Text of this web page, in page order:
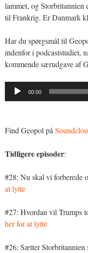
lammet, og Storbritannien
til Frankrig. Er Danmark
Har du spørgsmål til
indenfor i podcaststudiet,
kommende særudgave af
Lydafspiller00:00
Find Geopol på
Tidligere episoder:
#28: Nu skal vi forberede
at lytte
#27: Hvordan vil Trumps
her for at lytte
#26: Sætter Storbritannien